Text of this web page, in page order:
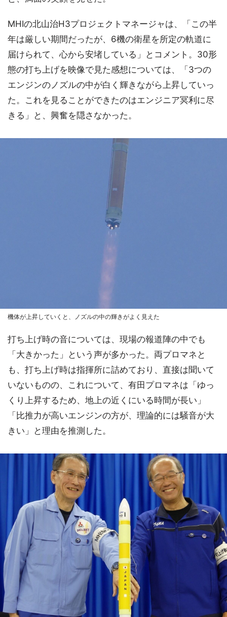
MHIの北山治H3プロジェクトマネージャは、「この半
年は厳しい期間だったが、6機の衛星を所定の軌道に
届けられて、心から安堵している」とコメント。30形
態の打ち上げを映像で見た感想については、「3つの
エンジンのノズルの中が白く輝きながら上昇していっ
た。これを見ることができたのはエンジニア冥利に尽
きる」と、興奮を隠さなかった。
機体が上昇していくと、ノズルの中の輝きがよく見えた
打ち上げ時の音については、現場の報道陣の中でも
「大きかった」という声が多かった。両プロマネと
も、打ち上げ時は指揮所に詰めており、直接は聞いて
いないものの、これについて、有田プロマネは「ゆっ
くり上昇するため、地上の近くにいる時間が長い」
「比推力が高いエンジンの方が、理論的には騒音が大
きい」と理由を推測した。